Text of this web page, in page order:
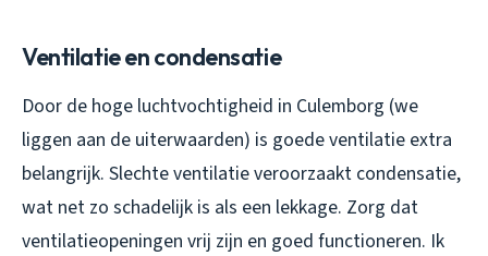
Ventilatie en condensatie
Door de hoge luchtvochtigheid in Culemborg (we
liggen aan de uiterwaarden) is goede ventilatie extra
belangrijk. Slechte ventilatie veroorzaakt condensatie,
wat net zo schadelijk is als een lekkage. Zorg dat
ventilatieopeningen vrij zijn en goed functioneren. Ik